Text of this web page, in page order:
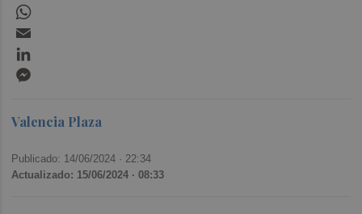
Valencia Plaza
Publicado: 14/06/2024 · 22:34
Actualizado: 15/06/2024 · 08:33